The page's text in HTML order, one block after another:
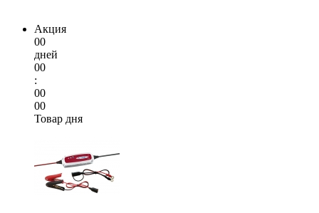
Акция
00
дней
00
:
00
00
Товар дня